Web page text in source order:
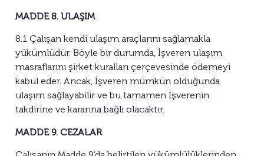
MADDE 8. ULAŞIM
8.1 Çalışan kendi ulaşım araçlarını sağlamakla
yükümlüdür. Böyle bir durumda, İşveren ulaşım
masraflarını şirket kuralları çerçevesinde ödemeyi
kabul eder. Ancak, İşveren mümkün olduğunda
ulaşım sağlayabilir ve bu tamamen İşverenin
takdirine ve kararına bağlı olacaktır.
MADDE 9. CEZALAR